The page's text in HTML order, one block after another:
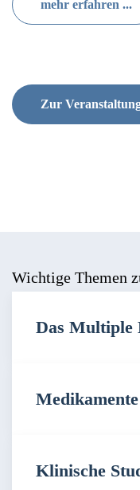
mehr erfahren ...
Zur
Wichtige Themen
Das Multiple
Medikamente
Klinische